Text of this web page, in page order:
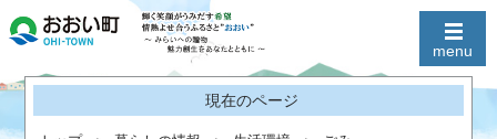
現在のページ